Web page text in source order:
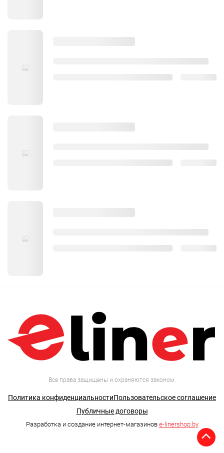
Все права защищены и охраняются законом.
Политика конфиденциальностиПользовательское соглашение
Публичные договоры
Разработка и создание интернет-магазинов e-linershop.by